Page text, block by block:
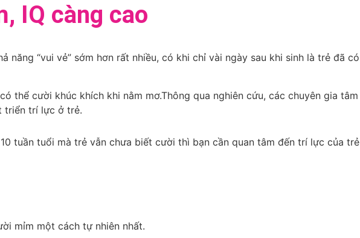
IQ càng cao
“vui vẻ” sớm hơn rất nhiều, có khi chỉ vài ngày sau khi sinh là trẻ đã có
thể cười khúc khích khi nằm mơ.Thông qua nghiên cứu, các chuyên gia tâm
triển trí lực ở trẻ.
tuần tuổi mà trẻ vẫn chưa biết cười thì bạn cần quan tâm đến trí lực của trẻ
mỉm một cách tự nhiên nhất.